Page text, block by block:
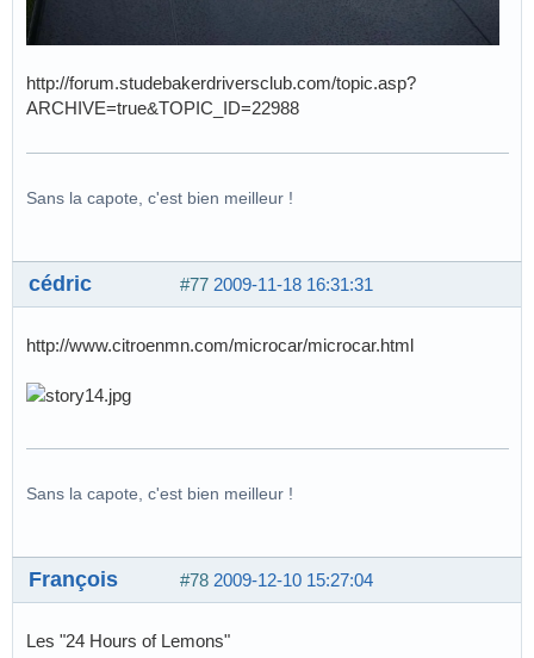
http://forum.studebakerdriversclub.com/topic.asp?
ARCHIVE=true&TOPIC_ID=22988
Sans la capote, c'est bien meilleur !
#77 2009-11-18 16:31:31
cédric
http://www.citroenmn.com/microcar/microcar.html
Sans la capote, c'est bien meilleur !
#78 2009-12-10 15:27:04
François
Les "24 Hours of Lemons"